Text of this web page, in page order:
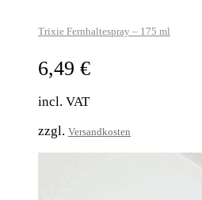
Trixie Fernhaltespray – 175 ml
6,49 €
incl. VAT
zzgl. Versandkosten